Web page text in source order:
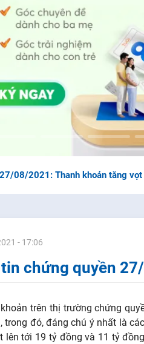
08/2021: Thanh khoản tăng vọt
- 17:06
chứng quyền
trên thị trường chứng
trong đó, đáng chú ý nhất là
lên tới 19 tỷ đồng và 11 tỷ